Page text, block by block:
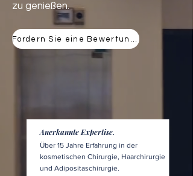
zu genießen.
Anerkannte Expertise.
Über 15 Jahre Erfahrung in der
kosmetischen Chirurgie, Haarchirurgie
und Adipositaschirurgie.